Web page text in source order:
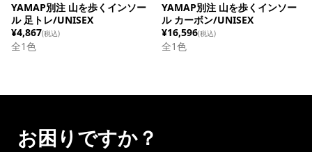
YAMAP別注 山を歩くインソー
ル 足トレ/UNISEX
¥4,867(税込)
全1色
YAMAP別注 山を歩くインソー
ル カーボン/UNISEX
¥16,596(税込)
全1色
お困りですか？